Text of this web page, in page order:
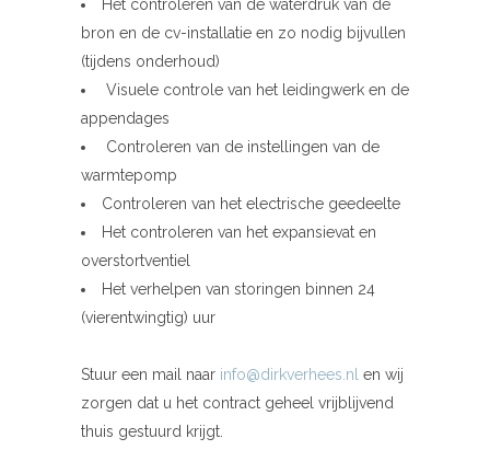
Het controleren van de waterdruk van de
bron en de cv-installatie en zo nodig bijvullen
(tijdens onderhoud)
Visuele controle van het leidingwerk en de
appendages
Controleren van de instellingen van de
warmtepomp
Controleren van het electrische geedeelte
Het controleren van het expansievat en
overstortventiel
Het verhelpen van storingen binnen 24
(vierentwingtig) uur
Stuur een mail naar info@dirkverhees.nl en wij
zorgen dat u het contract geheel vrijblijvend
thuis gestuurd krijgt.